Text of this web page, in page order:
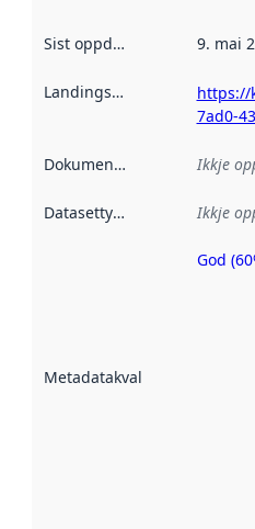
Sist oppdatert 9. mai
Landingsside
https://
7ad0-
Dokumentasjon Ikkje
Datasettype Ikkje
Metadatakvalitet
God